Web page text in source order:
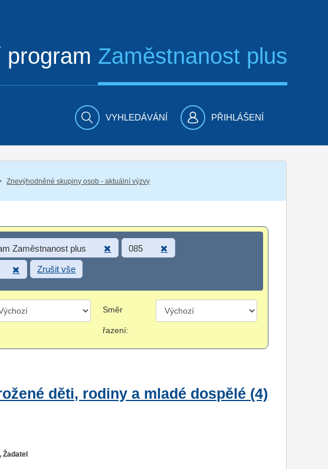
program Zaměstnanost plus
VYHLEDÁVÁNÍ PŘIHLÁŠENÍ
Znevýhodněné skupiny osob - aktuální výzvy
Zaměstnanost plus 085
Zrušit vše
Směr
řazení:
děti, rodiny a mladé dospělé (4)
Žadatel